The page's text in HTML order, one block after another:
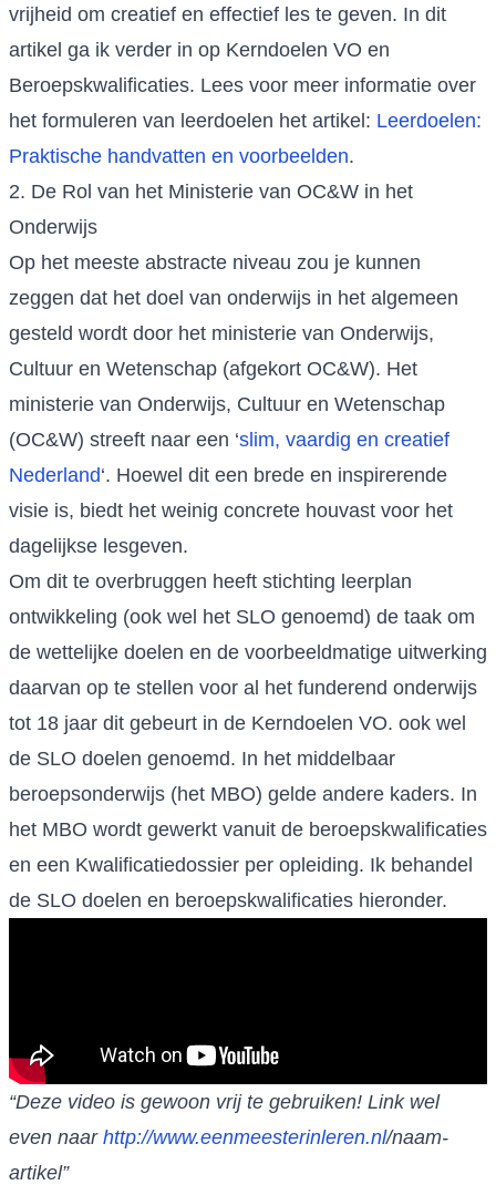
vrijheid om creatief en effectief les te geven. In dit
artikel ga ik verder in op Kerndoelen VO en
Beroepskwalificaties. Lees voor meer informatie over
het formuleren van leerdoelen het artikel: Leerdoelen:
Praktische handvatten en voorbeelden.
2. De Rol van het Ministerie van OC&W in het
Onderwijs
Op het meeste abstracte niveau zou je kunnen
zeggen dat het doel van onderwijs in het algemeen
gesteld wordt door het ministerie van Onderwijs,
Cultuur en Wetenschap (afgekort OC&W). Het
ministerie van Onderwijs, Cultuur en Wetenschap
(OC&W) streeft naar een ‘slim, vaardig en creatief
Nederland‘. Hoewel dit een brede en inspirerende
visie is, biedt het weinig concrete houvast voor het
dagelijkse lesgeven.
Om dit te overbruggen heeft stichting leerplan
ontwikkeling (ook wel het SLO genoemd) de taak om
de wettelijke doelen en de voorbeeldmatige uitwerking
daarvan op te stellen voor al het funderend onderwijs
tot 18 jaar dit gebeurt in de Kerndoelen VO. ook wel
de SLO doelen genoemd. In het middelbaar
beroepsonderwijs (het MBO) gelde andere kaders. In
het MBO wordt gewerkt vanuit de beroepskwalificaties
en een Kwalificatiedossier per opleiding. Ik behandel
de SLO doelen en beroepskwalificaties hieronder.
“Deze video is gewoon vrij te gebruiken! Link wel
even naar http://www.eenmeesterinleren.nl/naam-
artikel”